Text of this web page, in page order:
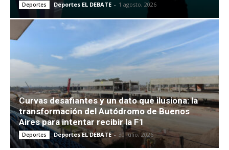
Deportes Deportes EL DEBATE - 1 agosto, 2026
Curvas desafiantes y un dato que ilusiona: la
transformación del Autódromo de Buenos
Aires para intentar recibir la F1
Deportes Deportes EL DEBATE - 30 julio, 2026